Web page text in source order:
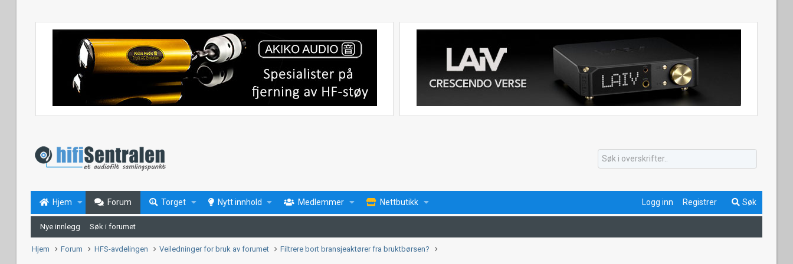
Hjem Forum Torget Nytt innhold Medlemmer Nettbutikk Logg inn Registrer Søk
Nye innlegg Søk i forumet
Hjem Forum HFS-avdelingen Veiledninger for bruk av forumet Filtrere bort bransjeaktører fra bruktbørsen?